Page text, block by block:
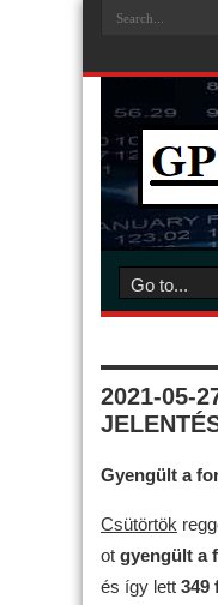
2021-05-
Gyengült a
Csütörtök
ot gyengült a
és így lett 349